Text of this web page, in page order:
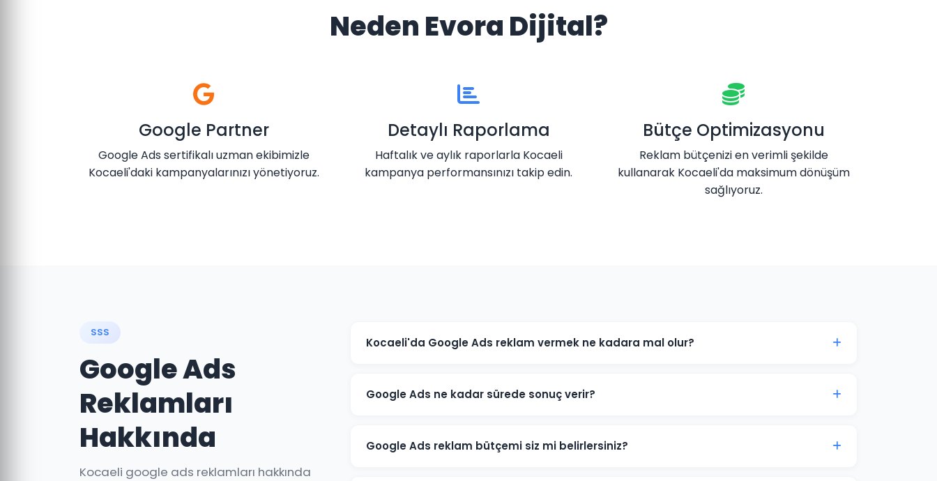
Neden Evora Dijital?
Google Partner
Google Ads sertifikalı uzman ekibimizle
Kocaeli'daki kampanyalarınızı yönetiyoruz.
Detaylı Raporlama
Haftalık ve aylık raporlarla Kocaeli
kampanya performansınızı takip edin.
Bütçe Optimizasyonu
Reklam bütçenizi en verimli şekilde
kullanarak Kocaeli'da maksimum dönüşüm
sağlıyoruz.
SSS
Google Ads
Reklamları
Hakkında
Kocaeli google ads reklamları hakkında
Kocaeli'da Google Ads reklam vermek ne kadara mal olur?
işletmeniz için minimum bütçe önerisi ve tahmini sonuçları ücretsiz danışmanlıkta paylaşabiliriz.
Google Ads ne kadar sürede sonuç verir?
kampanya başladığı gün almaya başlarsınız. Optimizasyon süreci 2-4 hafta sürer.
Google Ads reklam bütçemi siz mi belirlersiniz?